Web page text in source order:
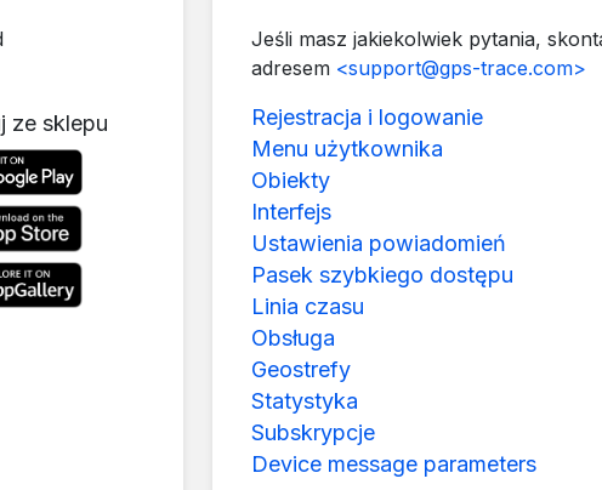
ze sklepu
Jeśli masz jakiekolwiek pytania,
adresem <support@gps-trace.com>
Rejestracja i logowanie
Menu użytkownika
Obiekty
Interfejs
Ustawienia powiadomień
Pasek szybkiego dostępu
Linia czasu
Obsługa
Geostrefy
Statystyka
Subskrypcje
Device message parameters